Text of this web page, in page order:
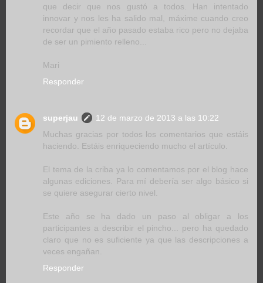
que decir que nos gustó a todos. Han intentado
innovar y nos les ha salido mal, máxime cuando creo
recordar que el año pasado estaba rico pero no dejaba
de ser un pimiento relleno...
Mari
Responder
superjau
12 de marzo de 2013 a las 10:22
Muchas gracias por todos los comentarios que estáis
haciendo. Estáis enriqueciendo mucho el artículo.
El tema de la criba ya lo comentamos por el blog hace
algunas ediciones. Para mí debería ser algo básico si
se quiere asegurar cierto nivel.
Este año se ha dado un paso al obligar a los
participantes a describir el pincho... pero ha quedado
claro que no es suficiente ya que las descripciones a
veces engañan.
Responder